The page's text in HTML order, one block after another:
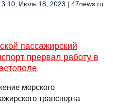
Июль 18, 2023 | 47news.ru
пассажирский
прервал работу в
морского
транспорта